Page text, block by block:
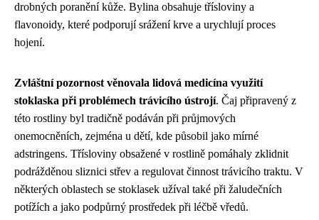
drobných poranění kůže. Bylina obsahuje třísloviny a
flavonoidy, které podporují srážení krve a urychlují proces
hojení.
Zvláštní pozornost věnovala lidová medicína využití
stoklaska při problémech trávicího ústrojí. Čaj připravený z
této rostliny byl tradičně podáván při průjmových
onemocněních, zejména u dětí, kde působil jako mírné
adstringens. Třísloviny obsažené v rostlině pomáhaly zklidnit
podrážděnou sliznici střev a regulovat činnost trávicího traktu. V
některých oblastech se stoklasek užíval také při žaludečních
potížích a jako podpůrný prostředek při léčbě vředů.